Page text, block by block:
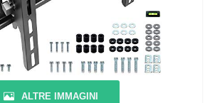
ALTRE IMMAGINI